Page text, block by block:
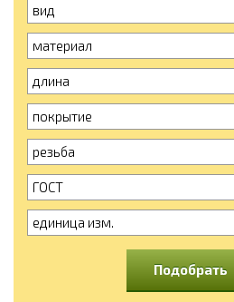
вид
материал
длина
покрытие
резьба
ГОСТ
единица изм.
Подобрать